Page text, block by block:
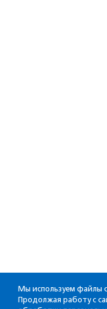
Мы используем файлы
Продолжая работу с